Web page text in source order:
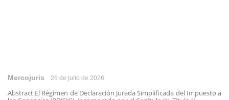
Mercojuris 26 de julio de 2026
Abstract El Régimen de Declaración Jurada Simplificada del Impuesto a